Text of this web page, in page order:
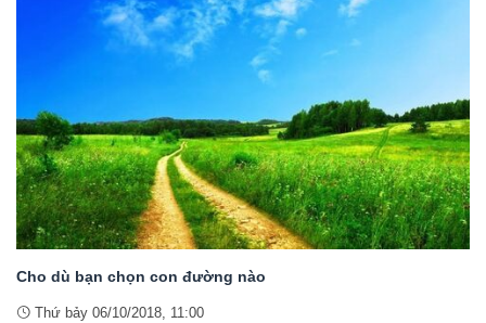
Cho dù bạn chọn con đường nào
Thứ bảy 06/10/2018, 11:00